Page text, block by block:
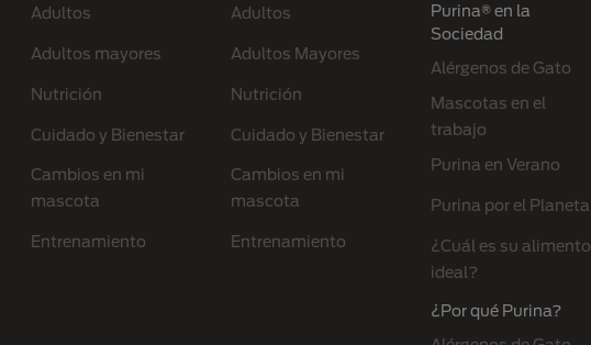
Adultos
Adultos mayores
Nutrición
Cuidado y Bienestar
Cambios en mi
mascota
Entrenamiento
Adultos
Adultos Mayores
Nutrición
Cuidado y Bienestar
Cambios en mi
mascota
Entrenamiento
Purina® en la
Sociedad
Alérgenos de Gato
Mascotas en el
trabajo
Purina en Verano
Purina por el Planeta
¿Cuál es su alimento
ideal?
¿Por qué Purina?